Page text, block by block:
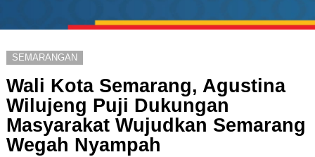
SEMARANGAN
Wali Kota Semarang, Agustina
Wilujeng Puji Dukungan
Masyarakat Wujudkan Semarang
Wegah Nyampah